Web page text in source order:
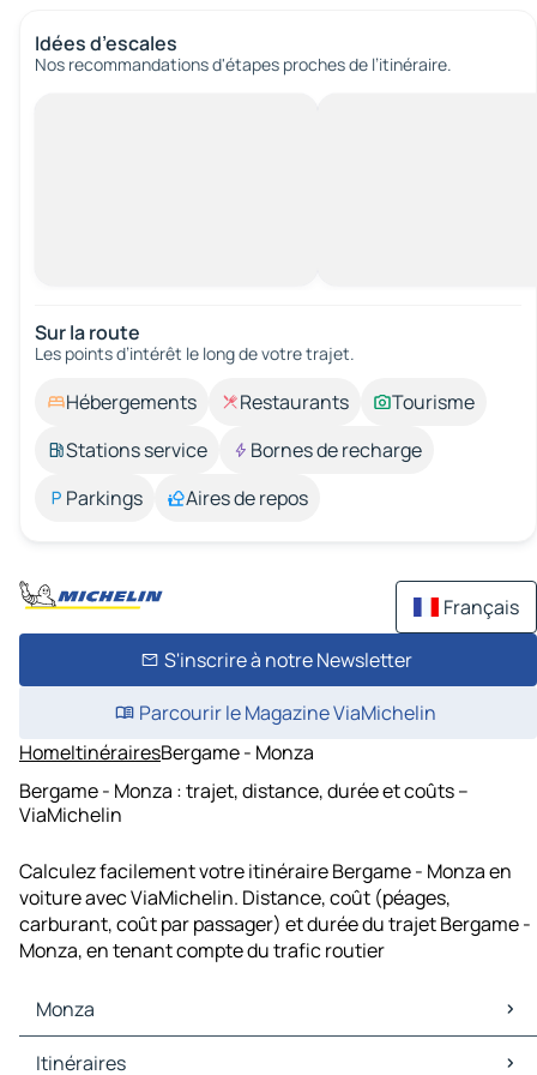
Idées d’escales
Nos recommandations d'étapes proches de l’itinéraire.
Sur la route
Les points d’intérêt le long de votre trajet.
Hébergements Restaurants
Tourisme
Stations service
Bornes de recharge
Parkings
Aires de repos
Français
S'inscrire à notre Newsletter
Parcourir le Magazine ViaMichelin
HomeItinérairesBergame - Monza
Bergame - Monza : trajet, distance, durée et coûts –
ViaMichelin
Calculez facilement votre itinéraire Bergame - Monza en
voiture avec ViaMichelin. Distance, coût (péages,
carburant, coût par passager) et durée du trajet Bergame -
Monza, en tenant compte du trafic routier
Monza
Monza Cartes et plans
Itinéraires